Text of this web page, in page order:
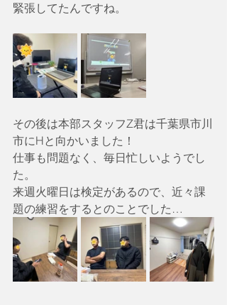
緊張してたんですね。
その後は本部スタッフZ君は千葉県市川
市にHと向かいました！
仕事も問題なく、毎日忙しいようでし
た。
来週火曜日は検定があるので、近々課
題の練習をするとのことでした…